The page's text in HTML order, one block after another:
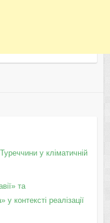
у кліматичній
та
у контексті реалізації